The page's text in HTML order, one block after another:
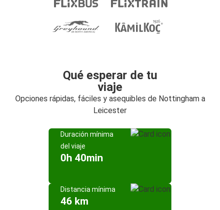
Qué esperar de tu
viaje
Opciones rápidas, fáciles y asequibles de Nottingham a
Leicester
Duración mínima
del viaje
0h 40min
Distancia mínima
46 km